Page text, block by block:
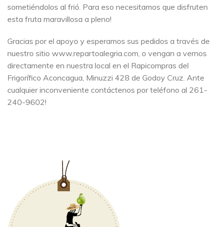
sometiéndolos al frió. Para eso necesitamos que disfruten
esta fruta maravillosa a pleno!
Gracias por el apoyo y esperamos sus pedidos a través de
nuestro sitio www.repartoalegria.com, o vengan a vernos
directamente en nuestra local en el Rapicompras del
Frigorífico Aconcagua, Minuzzi 428 de Godoy Cruz. Ante
cualquier inconveniente contáctenos por teléfono al 261-
240-9602!​